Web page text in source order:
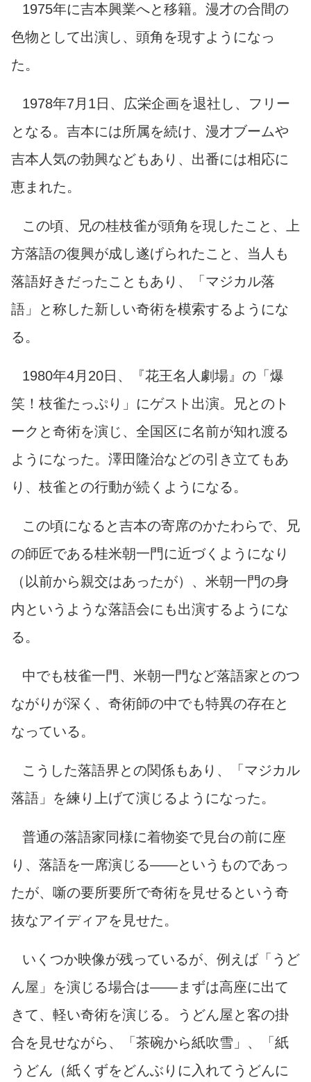
1975年に吉本興業へと移籍。漫才の合間の
色物として出演し、頭角を現すようになっ
た。
1978年7月1日、広栄企画を退社し、フリー
となる。吉本には所属を続け、漫才ブームや
吉本人気の勃興などもあり、出番には相応に
恵まれた。
この頃、兄の桂枝雀が頭角を現したこと、上
方落語の復興が成し遂げられたこと、当人も
落語好きだったこともあり、「マジカル落
語」と称した新しい奇術を模索するようにな
る。
1980年4月20日、『花王名人劇場』の「爆
笑！枝雀たっぷり」にゲスト出演。兄とのト
ークと奇術を演じ、全国区に名前が知れ渡る
ようになった。澤田隆治などの引き立てもあ
り、枝雀との行動が続くようになる。
この頃になると吉本の寄席のかたわらで、兄
の師匠である桂米朝一門に近づくようになり
（以前から親交はあったが）、米朝一門の身
内というような落語会にも出演するようにな
る。
中でも枝雀一門、米朝一門など落語家とのつ
ながりが深く、奇術師の中でも特異の存在と
なっている。
こうした落語界との関係もあり、「マジカル
落語」を練り上げて演じるようになった。
普通の落語家同様に着物姿で見台の前に座
り、落語を一席演じる――というものであっ
たが、噺の要所要所で奇術を見せるという奇
抜なアイディアを見せた。
いくつか映像が残っているが、例えば「うど
ん屋」を演じる場合は――まずは高座に出て
きて、軽い奇術を演じる。うどん屋と客の掛
合を見せながら、「茶碗から紙吹雪」、「紙
うどん（紙くずをどんぶりに入れてうどんに